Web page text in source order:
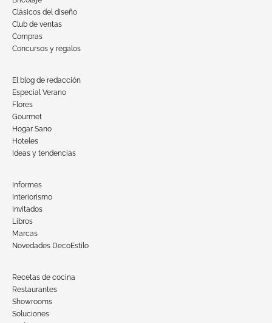
Clásicos del diseño
Club de ventas
Compras
Concursos y regalos
El blog de redacción
Especial Verano
Flores
Gourmet
Hogar Sano
Hoteles
Ideas y tendencias
Informes
Interiorismo
Invitados
Libros
Marcas
Novedades DecoEstilo
Recetas de cocina
Restaurantes
Showrooms
Soluciones